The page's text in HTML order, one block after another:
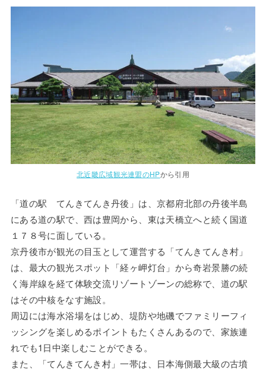
北近畿広域観光連盟のHPから引用
「道の駅 てんきてんき丹後」は、京都府北部の丹後半島
にある道の駅で、西は豊岡から、東は天橋立へと続く国道
１７８号に面している。
京丹後市が観光の目玉として運営する「てんきてんき村」
は、最大の観光スポット「経ヶ岬灯台」から奇岩景勝の続
く海岸線を経て体験交流リゾートゾーンの総称で、道の駅
はその中核をなす施設。
周辺には海水浴場をはじめ、堤防や地磯でファミリーフィ
ッシングを楽しめるポイントもたくさんあるので、家族連
れでも1日中楽しむことができる。
また、「てんきてんき村」一帯は、日本海側最大級の古墳